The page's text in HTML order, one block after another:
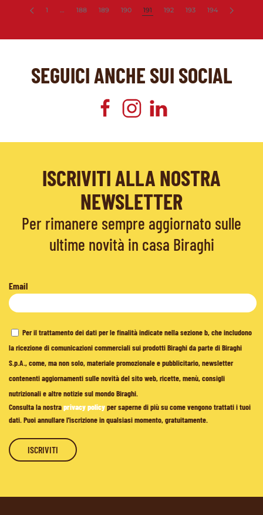
1 … 188 189 190 191 192 193 194
SEGUICI ANCHE SUI SOCIAL
ISCRIVITI ALLA NOSTRA
NEWSLETTER
Per rimanere sempre aggiornato sulle
ultime novità in casa Biraghi
Email
Per il trattamento dei dati per le finalità indicate nella sezione b, che includono
la ricezione di comunicazioni commerciali sui prodotti Biraghi da parte di Biraghi
S.p.A., come, ma non solo, materiale promozionale e pubblicitario, newsletter
contenenti aggiornamenti sulle novità del sito web, ricette, menù, consigli
nutrizionali e altre notizie sul mondo Biraghi.
Consulta la nostraprivacy policyper saperne di più su come vengono trattati i tuoi
dati. Puoi annullare l'iscrizione in qualsiasi momento, gratuitamente.